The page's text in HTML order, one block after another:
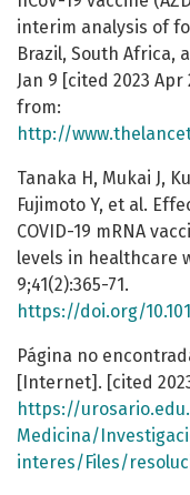
interim analysis of
Brazil, South Africa,
Jan 9 [cited 2023 Apr
from:
http://
Tanaka H, Mukai J,
Fujimoto Y, et al.
COVID-19 mRNA
levels in healthcare
9;41(2):365-71.
https://doi.org/
Página no
[Internet]. [cited
https://
Medicina/
interes/Files/